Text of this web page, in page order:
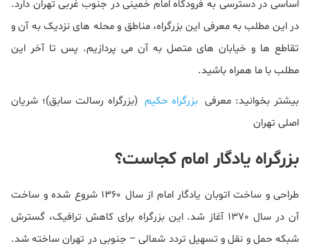
اساسی در دسترسی به فرودگاه امام خمینی در جنوب غربی تهران دارد.
در این مطلب به معرفی این بزرگراه، مناطق و محله های نزدیک به آن و
تقاطع ها و خیابان های متصل به آن می پردازیم. پس تا آخر این
مطلب با ما همراه باشید.
بیشتر بخوانید: معرفی بزرگراه حکیم (بزرگراه رسالت سابق)؛ شریان
اصلی تهران
بزرگراه یادگار امام کجاست؟
طراحی و ساخت اتوبان یادگار امام از سال 1360 شروع شده و ساخت
آن در سال 1370 آغاز شد. این بزرگراه برای کاهش ترافیک، گسترش
شبکه حمل و نقل و تسهیل تردد شمالی – جنوبی در تهران ساخته شد.